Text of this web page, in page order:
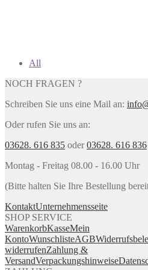
All
NOCH FRAGEN ?
Schreiben Sie uns eine Mail an:
Oder rufen Sie uns an:
03628. 616 835 oder03628. 616 836
Montag - Freitag 08.00 - 16.00 Uhr
(Bitte halten Sie Ihre Bestellung
KontaktUnternehmensseite
SHOP SERVICE
WarenkorbKasseMein
KontoWunschlisteAGB
widerrufenZahlung &
VersandVerpackungshinweise